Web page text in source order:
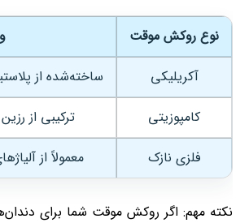
نوع روکش موقت
آکریلیکی
ساخته‌شده از
کامپوزیتی
ترکیبی از
فلزی نازک
معمولاً از
نکته مهم: اگر روکش موقت شما برای